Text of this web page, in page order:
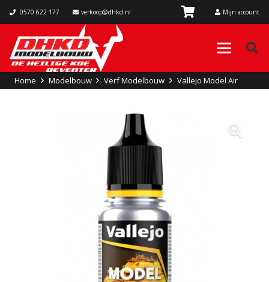
0570 622 177 verkoop@dhkd.nl Mijn account
Home Modelbouw Verf Modelbouw Vallejo Model Air